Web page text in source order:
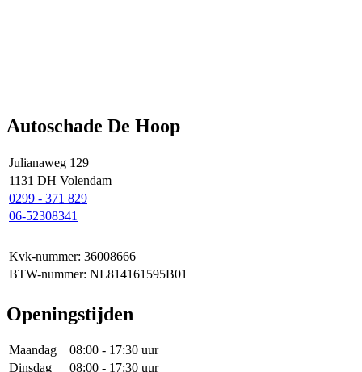
Autoschade De Hoop
Julianaweg 129
1131 DH Volendam
0299 - 371 829
06-52308341
Kvk-nummer: 36008666
BTW-nummer: NL814161595B01
Openingstijden
Maandag
08:00 - 17:30 uur
Dinsdag
08:00 - 17:30 uur